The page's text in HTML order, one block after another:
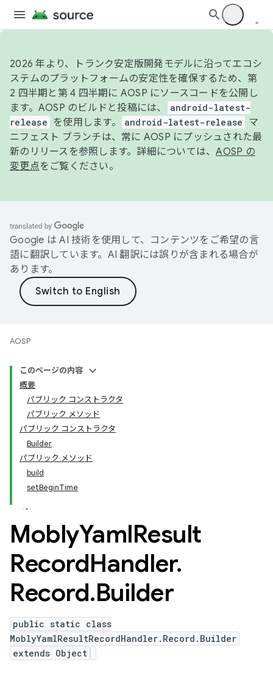
2026 年より、トランク安定版開発モデルに沿ってエコシ
ステムのプラットフォームの安定性を確保するため、第
2 四半期と第 4 四半期に AOSP にソースコードを公開し
ます。AOSP のビルドと投稿には、
android-latest-
release
を使用します。 android-latest-release
マ
ニフェスト ブランチは、常に AOSP にプッシュされた最
新のリリースを参照します。詳細については、AOSP の
変更点をご覧ください。
Google は AI 技術を使用して、コンテンツをご希望の言
語に翻訳しています。AI 翻訳には誤りが含まれる場合が
あります。
AOSP
このページの内容
概要
パブリック コンストラクタ
パブリック メソッド
パブリック コンストラクタ
Builder
パブリック メソッド
build
setBeginTime
MoblyYamlResult
RecordHandler.
Record.Builder
public static class
MoblyYamlResultRecordHandler.Record.Builder
extends Object